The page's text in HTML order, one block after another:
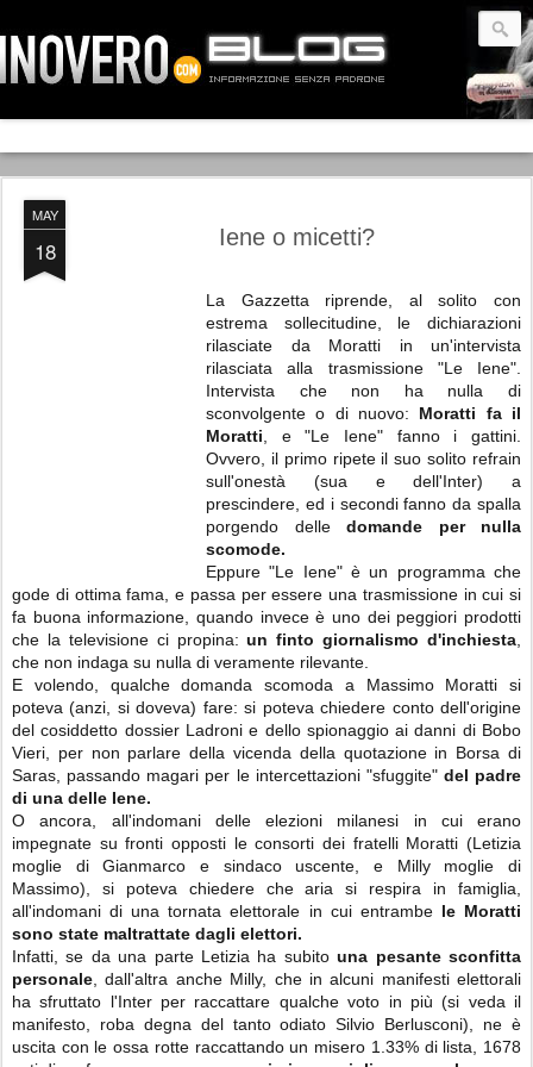
MAY
18 Iene o micetti?
La Gazzetta riprende, al solito con
estrema sollecitudine, le dichiarazioni
rilasciate da Moratti in un'intervista
rilasciata alla trasmissione "Le Iene".
Intervista che non ha nulla di
sconvolgente o di nuovo: Moratti fa il
Moratti , e "Le Iene" fanno i gattini.
Ovvero, il primo ripete il suo solito refrain
sull'onestà (sua e dell'Inter) a
prescindere, ed i secondi fanno da spalla
porgendo delle domande per nulla
scomode.
Eppure "Le Iene" è un programma che
gode di ottima fama, e passa per essere una trasmissione in cui si
fa buona informazione, quando invece è uno dei peggiori prodotti
che la televisione ci propina:un finto giornalismo d'inchiesta
che non indaga su nulla di veramente rilevante.
E volendo, qualche domanda scomoda a Massimo Moratti si
poteva (anzi, si doveva) fare: si poteva chiedere conto dell'origine
del cosiddetto dossier Ladroni e dello spionaggio ai danni di Bobo
Vieri, per non parlare della vicenda della quotazione in Borsa di
Saras, passando magari per le intercettazioni "sfuggite" del padre
di una delle Iene.
O ancora, all'indomani delle elezioni milanesi in cui erano
impegnate su fronti opposti le consorti dei fratelli Moratti (Letizia
moglie di Gianmarco e sindaco uscente, e Milly moglie di
Massimo), si poteva chiedere che aria si respira in famiglia,
all'indomani di una tornata elettorale in cui entrambele Moratti
sono state maltrattate dagli elettori.
Infatti, se da una parte Letizia ha subitouna pesante sconfitta
personale , dall'altra anche Milly, che in alcuni manifesti elettorali
ha sfruttato l'Inter per raccattare qualche voto in più (si veda il
manifesto, roba degna del tanto odiato Silvio Berlusconi), ne è
uscita con le ossa rotte raccattando un misero 1.33% di lista, 1678